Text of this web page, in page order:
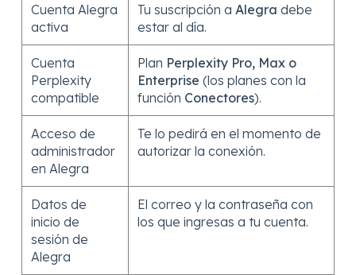
Cuenta Alegra
activa
Tu suscripción a Alegra debe
estar al día.
Cuenta
Perplexity
compatible
Plan Perplexity Pro, Max o
Enterprise (los planes con la
función Conectores).
Acceso de
administrador
en Alegra
Te lo pedirá en el momento de
autorizar la conexión.
Datos de
inicio de
sesión de
Alegra
El correo y la contraseña con
los que ingresas a tu cuenta.